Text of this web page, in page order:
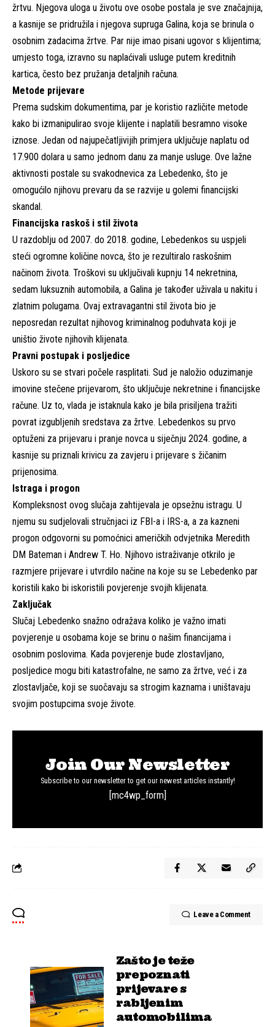
žrtvu. Njegova uloga u životu ove osobe postala je sve značajnija,
a kasnije se pridružila i njegova supruga Galina, koja se brinula o
osobnim zadacima žrtve. Par nije imao pisani ugovor s klijentima;
umjesto toga, izravno su naplaćivali usluge putem kreditnih
kartica, često bez pružanja detaljnih računa.
Metode prijevare
Prema sudskim dokumentima, par je koristio različite metode
kako bi izmanipulirao svoje klijente i naplatili besramno visoke
iznose. Jedan od najupečatljivijih primjera uključuje naplatu od
17.900 dolara u samo jednom danu za manje usluge. Ove lažne
aktivnosti postale su svakodnevica za Lebedenko, što je
omogućilo njihovu prevaru da se razvije u golemi financijski
skandal.
Financijska raskoš i stil života
U razdoblju od 2007. do 2018. godine, Lebedenkos su uspjeli
steći ogromne količine novca, što je rezultiralo raskošnim
načinom života. Troškovi su uključivali kupnju 14 nekretnina,
sedam luksuznih automobila, a Galina je također uživala u nakitu i
zlatnim polugama. Ovaj extravagantni stil života bio je
neposredan rezultat njihovog kriminalnog poduhvata koji je
uništio živote njihovih klijenata.
Pravni postupak i posljedice
Uskoro su se stvari počele rasplitati. Sud je naložio oduzimanje
imovine stečene prijevarom, što uključuje nekretnine i financijske
račune. Uz to, vlada je istaknula kako je bila prisiljena tražiti
povrat izgubljenih sredstava za žrtve. Lebedenkos su prvo
optuženi za prijevaru i pranje novca u siječnju 2024. godine, a
kasnije su priznali krivicu za zavjeru i prijevare s žičanim
prijenosima.
Istraga i progon
Kompleksnost ovog slučaja zahtijevala je opsežnu istragu. U
njemu su sudjelovali stručnjaci iz FBI-a i IRS-a, a za kazneni
progon odgovorni su pomoćnici američkih odvjetnika Meredith
DM Bateman i Andrew T. Ho. Njihovo istraživanje otkrilo je
razmjere prijevare i utvrdilo načine na koje su se Lebedenko par
koristili kako bi iskoristili povjerenje svojih klijenata.
Zaključak
Slučaj Lebedenko snažno odražava koliko je važno imati
povjerenje u osobama koje se brinu o našim financijama i
osobnim poslovima. Kada povjerenje bude zlostavljano,
posljedice mogu biti katastrofalne, ne samo za žrtve, već i za
zlostavljače, koji se suočavaju sa strogim kaznama i uništavaju
svojim postupcima svoje živote.
Join Our Newsletter
Subscribe to our newsletter to get our newest articles instantly!
[mc4wp_form]
Leave a Comment
Zašto je teže
prepoznati
prijevare s
rabljenim
automobilima